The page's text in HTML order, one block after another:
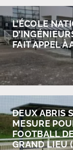
L’ÉCOLE
FAIT APPEL À
DEUX ABRIS
MESURE
FOOTBALL
GRAND LIEU